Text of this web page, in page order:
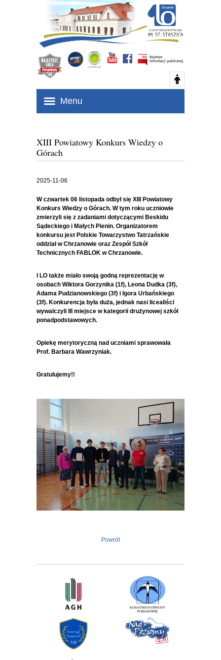
Menu
XIII Powiatowy Konkurs Wiedzy o
Górach
2025-11-06
W czwartek 06 listopada odbył się XIII Powiatowy
Konkurs Wiedzy o Górach. W tym roku uczniowie
zmierzyli się z zadaniami dotyczącymi Beskidu
Sądeckiego i Małych Pienin. Organizatorem
konkursu jest Polskie Towarzystwo Tatrzańskie
oddział w Chrzanowie oraz Zespół Szkół
Technicznych FABLOK w Chrzanowie.
I LO także miało swoją godną reprezentację w
osobach Wiktora Gorzynika (1f), Leona Dudka (3f),
Adama Pudzianowskiego (3f) i Igora Urbańskiego
(3f). Konkurencja była duża, jednak nasi licealiści
wywalczyli III miejsce w kategorii drużynowej szkół
ponadpodstawowych.
Opiekę merytoryczną nad uczniami sprawowała
Prof. Barbara Wawrzyniak.
Gratulujemy!!
Powrót